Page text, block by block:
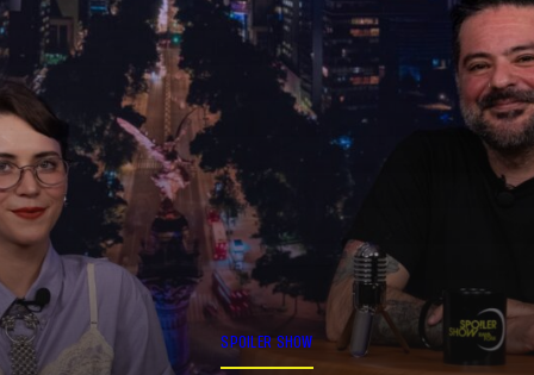
SPOILER SHOW